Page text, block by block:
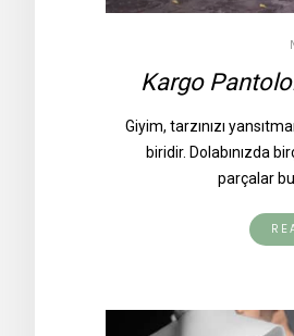
Kargo
Giyim, tarzınızı
biridir. Dolabınızda
parçalar